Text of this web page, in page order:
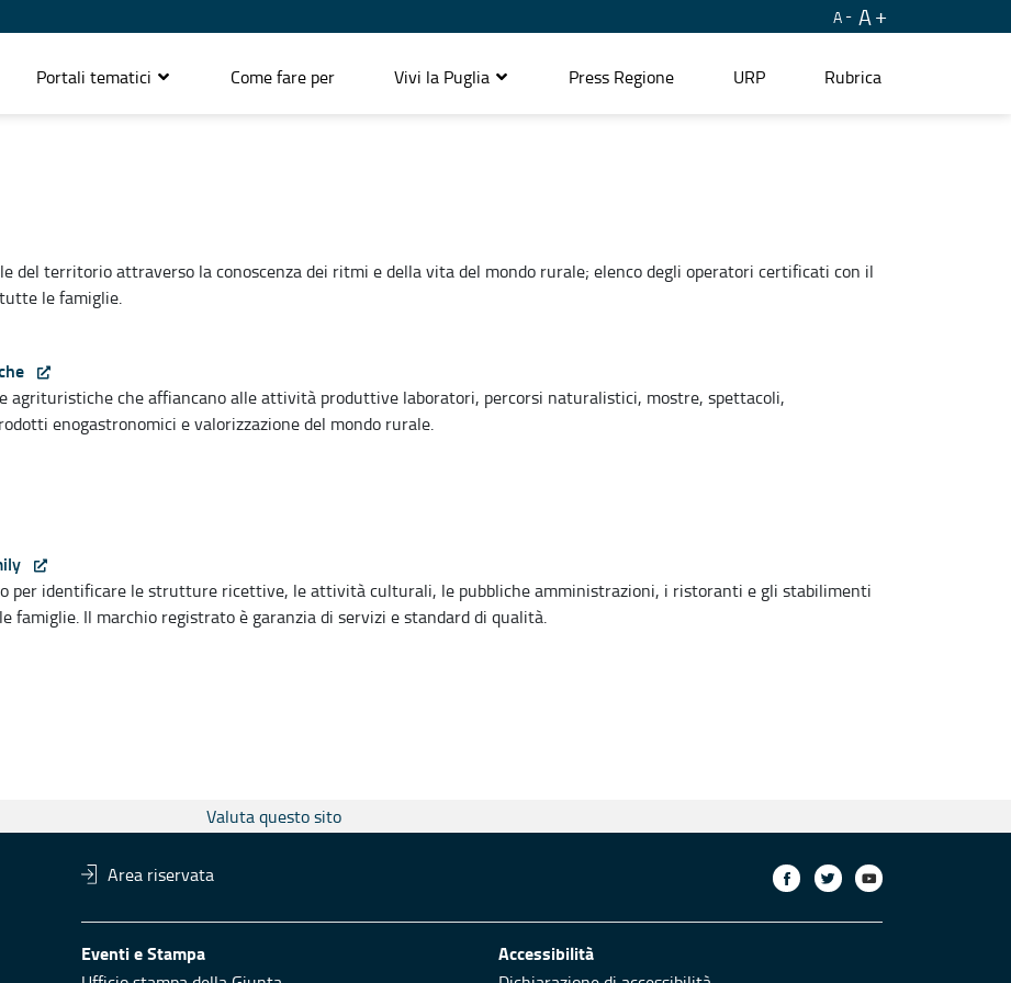
A A
Portali tematici Come fare per Vivi la Puglia Press Regione URP Rubrica
del territorio attraverso la conoscenza dei ritmi e della vita del mondo rurale; elenco degli operatori certificati con il
le famiglie.
agrituristiche che affiancano alle attività produttive laboratori, percorsi naturalistici, mostre, spettacoli,
enogastronomici e valorizzazione del mondo rurale.
per identificare le strutture ricettive, le attività culturali, le pubbliche amministrazioni, i ristoranti e gli stabilimenti
famiglie. Il marchio registrato è garanzia di servizi e standard di qualità.
Valuta questo sito
Area riservata
Eventi e Stampa Accessibilità